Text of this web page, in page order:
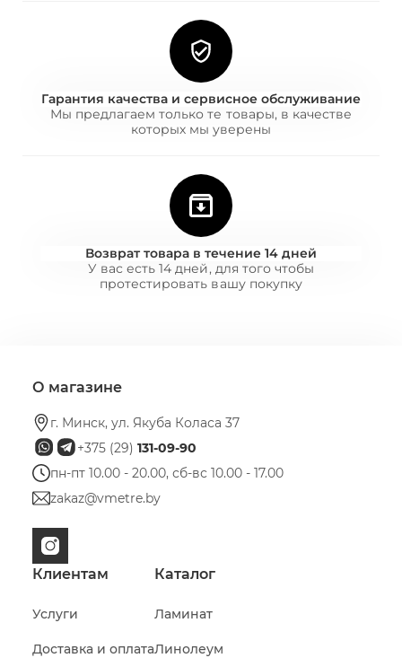
Гарантия качества и сервисное обслуживание
Мы предлагаем только те товары, в качестве
которых мы уверены
Возврат товара в течение 14 дней
У вас есть 14 дней, для того чтобы
протестировать вашу покупку
О магазине
г. Минск, ул. Якуба Коласа 37
+375 (29)131-09-90
пн-пт 10.00 - 20.00, сб-вс 10.00 - 17.00
zakaz@vmetre.by
Клиентам
Услуги
Доставка и оплата
Каталог
Ламинат
Линолеум